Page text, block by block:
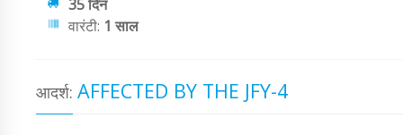
35 दिन
वारंटी: 1 साल
आदर्श: AFFECTED BY THE JFY-4